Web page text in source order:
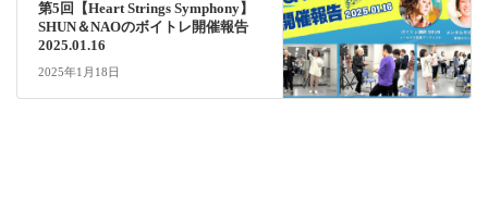
第5回【Heart Strings Symphony】
SHUN＆NAOのボイトレ開催報告
2025.01.16
2025年1月18日